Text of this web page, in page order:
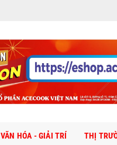
VĂN HÓA - GIẢI TRÍ THỊ